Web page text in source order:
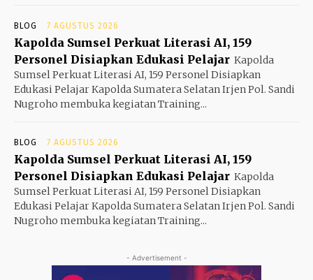
BLOG 7 AGUSTUS 2026
Kapolda Sumsel Perkuat Literasi AI, 159
Personel Disiapkan Edukasi Pelajar Kapolda
Sumsel Perkuat Literasi AI, 159 Personel Disiapkan
Edukasi Pelajar Kapolda Sumatera Selatan Irjen Pol. Sandi
Nugroho membuka kegiatan Training...
BLOG 7 AGUSTUS 2026
Kapolda Sumsel Perkuat Literasi AI, 159
Personel Disiapkan Edukasi Pelajar Kapolda
Sumsel Perkuat Literasi AI, 159 Personel Disiapkan
Edukasi Pelajar Kapolda Sumatera Selatan Irjen Pol. Sandi
Nugroho membuka kegiatan Training...
- Advertisement -